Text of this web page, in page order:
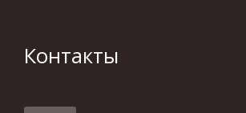
Контакты